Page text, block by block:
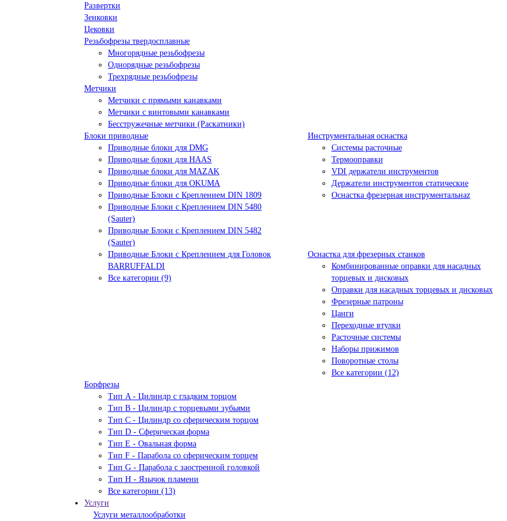
Развертки
Зенковки
Цековки
Резьбофрезы твердосплавные
Многорядные резьбофрезы
Однорядные резьбофрезы
Трехрядные резьбофрезы
Метчики
Метчики с прямыми канавками
Метчики с винтовыми канавками
Бесстружечные метчики (Раскатники)
Блоки приводные
Приводные блоки для DMG
Приводные блоки для HAAS
Приводные блоки для MAZAK
Приводные блоки для OKUMA
Приводные Блоки с Креплением DIN 1809
Приводные Блоки с Креплением DIN 5480
(Sauter)
Приводные Блоки с Креплением DIN 5482
(Sauter)
Приводные Блоки с Креплением для Головок
BARRUFFALDI
Все категории (9)
Инструментальная оснастка
Системы расточные
Термооправки
VDI держатели инструментов
Держатели инструментов статические
Оснастка фрезерная инструментальнаz
Оснастка для фрезерных станков
Комбинированные оправки для насадных
торцевых и дисковых
Оправки для насадных торцевых и дисковых
Фрезерные патроны
Цанги
Переходные втулки
Расточные системы
Наборы прижимов
Поворотные столы
Все категории (12)
Борфрезы
Тип A - Цилиндр с гладким торцом
Тип В - Цилиндр с торцевыми зубьями
Тип С - Цилиндр со сферическим торцом
Тип D - Сферическая форма
Тип Е - Овальная форма
Тип F - Парабола со сферическим торцем
Тип G - Парабола с заостренной головкой
Тип H - Язычок пламени
Все категории (13)
Услуги
Услуги металлообработки